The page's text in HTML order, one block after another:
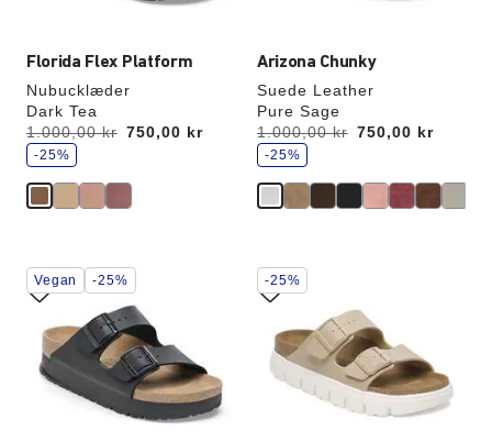
Florida Flex Platform
Nubucklæder
Dark Tea
Før:
1.000,00 kr
nu 750,00 kr
s
p
a
r
-25%
Arizona Chunky
Suede Leather
Pure Sage
Før:
1.000,00 kr
nu 750,00 kr
s
p
a
r
-25%
Interaktion
med
prøvefarver
opdatere
produktbilledet
Vegan -25%
Interaktion
med
prøvefarver
opdatere
produktbilledet
-25%